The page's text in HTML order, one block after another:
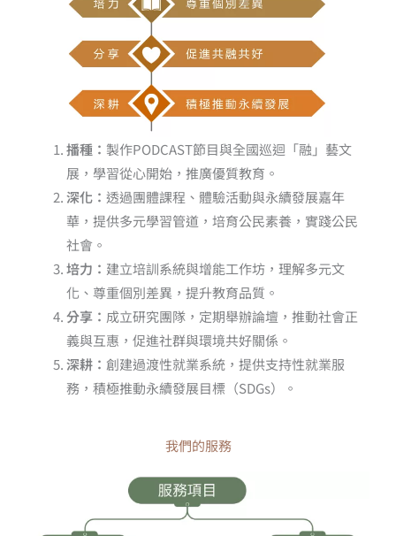
播種： 製作PODCAST節目與全國巡迴「融」藝文
展，學習從心開始，推廣優質教育。
深化： 透過團體課程、體驗活動與永續發展嘉年
華，提供多元學習管道，培育公民素養，實踐公民
社會。
培力： 建立培訓系統與增能工作坊，理解多元文
化、尊重個別差異，提升教育品質。
分享： 成立研究團隊，定期舉辦論壇，推動社會正
義與互惠，促進社群與環境共好關係。
深耕： 創建過渡性就業系統，提供支持性就業服
務，積極推動永續發展目標（SDGs）。
我們的服務